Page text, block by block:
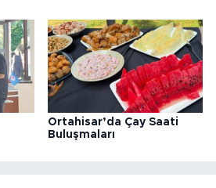
Ortahisar’da Çay Saati
Buluşmaları